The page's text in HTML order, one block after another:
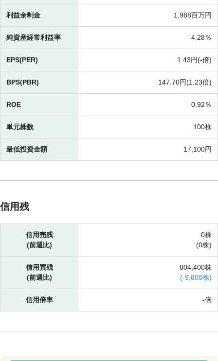
利益余剰金 1,988百万円
純資産経常利益率 4.28％
EPS(PER) 1.43円(-倍)
BPS(PBR) 147.70円(1.23倍)
ROE 0.92％
単元株数 100株
最低投資金額 17,100円
信用残
信用売残
(前週比)
0株
(0株)
信用買残
(前週比)
804,400株
(-9,800株)
信用倍率 -倍